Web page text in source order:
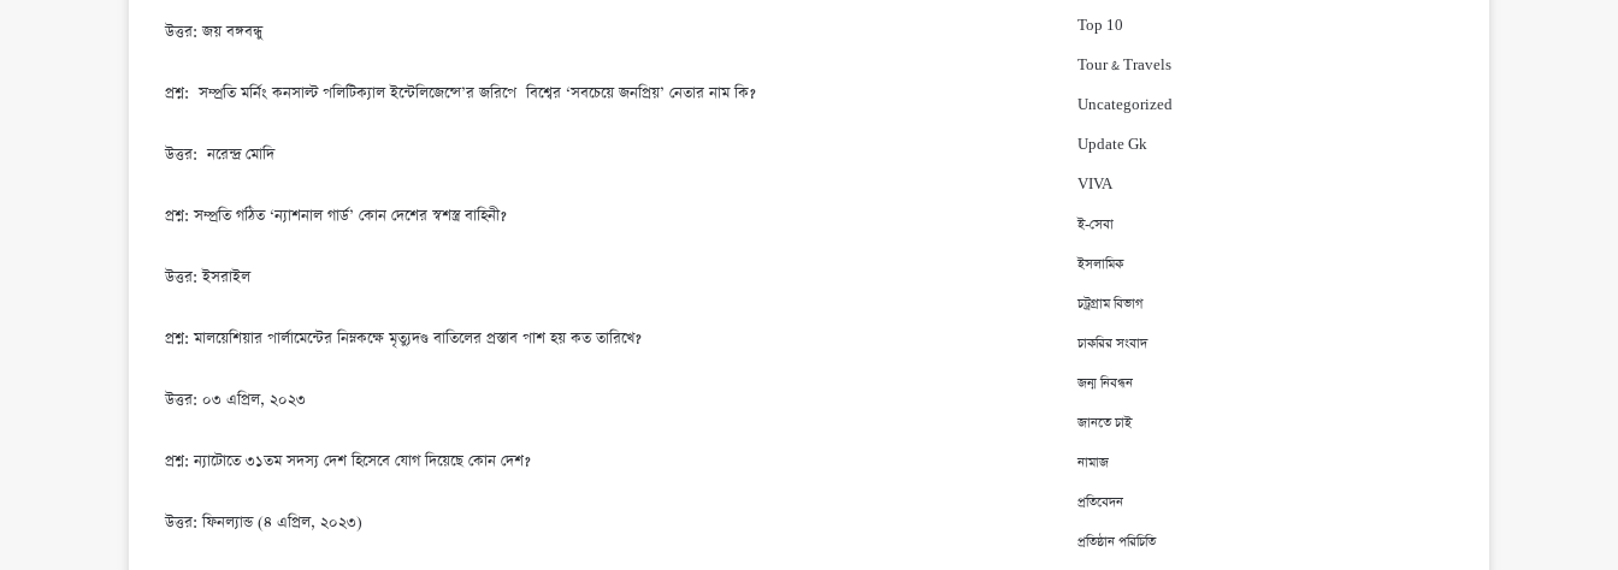
উত্তর: জয় বঙ্গবন্ধু
প্রশ্ন: সম্প্রতি মর্নিং কনসাল্ট পলিটিক্যাল ইন্টেলিজেন্সে’র জরিপে বিশ্বের ‘সবচেয়ে জনপ্রিয়’ নেতার নাম কি?
উত্তর: নরেন্দ্র মোদি
প্রশ্ন: সম্প্রতি গঠিত ‘ন্যাশনাল গার্ড’ কোন দেশের স্বশস্ত্র বাহিনী?
উত্তর: ইসরাইল
প্রশ্ন: মালয়েশিয়ার পার্লামেন্টের নিম্নকক্ষে মৃত্যুদণ্ড বাতিলের প্রস্তাব পাশ হয় কত তারিখে?
উত্তর: ০৩ এপ্রিল, ২০২৩
প্রশ্ন: ন্যাটোতে ৩১তম সদস্য দেশ হিসেবে যোগ দিয়েছে কোন দেশ?
উত্তর: ফিনল্যান্ড (৪ এপ্রিল, ২০২৩)
Top 10
Tour & Travels
Uncategorized
Update Gk
VIVA
ই-সেবা
ইসলামিক
চট্রগ্রাম বিভাগ
চাকরির সংবাদ
জন্ম নিবন্ধন
জানতে চাই
নামাজ
প্রতিবেদন
প্রতিষ্ঠান পরিচিতি